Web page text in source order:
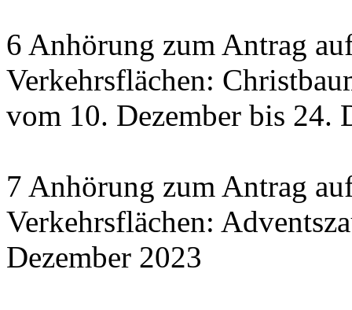
6 Anhörung zum Antrag
Verkehrsflächen:
vom 10. Dezember bis 24.
7 Anhörung zum Antrag
Verkehrsflächen:
Dezember 2023